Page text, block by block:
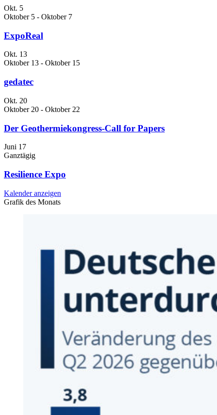
Okt. 5
Oktober 5 - Oktober 7
ExpoReal
Okt. 13
Oktober 13 - Oktober 15
gedatec
Okt. 20
Oktober 20 - Oktober 22
Der Geothermiekongress-Call for Papers
Juni 17
Ganztägig
Resilience Expo
Kalender anzeigen
Grafik des Monats